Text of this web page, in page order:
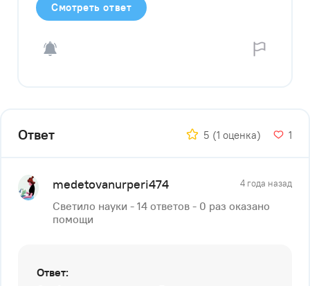
Смотреть ответ
Ответ 5 (1 оценка) 1
medetovanurperi474 4 года назад
Светило науки - 14 ответов - 0 раз оказано
помощи
Ответ: